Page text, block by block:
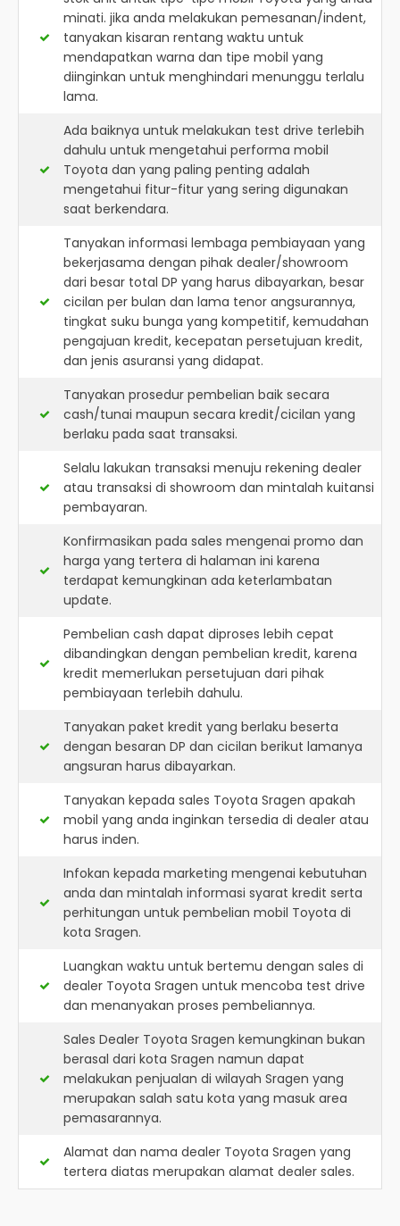
minati. jika anda melakukan pemesanan/indent,
tanyakan kisaran rentang waktu untuk
mendapatkan warna dan tipe mobil yang
diinginkan untuk menghindari menunggu terlalu
lama.
Ada baiknya untuk melakukan test drive terlebih
dahulu untuk mengetahui performa mobil
Toyota dan yang paling penting adalah
mengetahui fitur-fitur yang sering digunakan
saat berkendara.
Tanyakan informasi lembaga pembiayaan yang
bekerjasama dengan pihak dealer/showroom
dari besar total DP yang harus dibayarkan, besar
cicilan per bulan dan lama tenor angsurannya,
tingkat suku bunga yang kompetitif, kemudahan
pengajuan kredit, kecepatan persetujuan kredit,
dan jenis asuransi yang didapat.
Tanyakan prosedur pembelian baik secara
cash/tunai maupun secara kredit/cicilan yang
berlaku pada saat transaksi.
Selalu lakukan transaksi menuju rekening dealer
atau transaksi di showroom dan mintalah kuitansi
pembayaran.
Konfirmasikan pada sales mengenai promo dan
harga yang tertera di halaman ini karena
terdapat kemungkinan ada keterlambatan
update.
Pembelian cash dapat diproses lebih cepat
dibandingkan dengan pembelian kredit, karena
kredit memerlukan persetujuan dari pihak
pembiayaan terlebih dahulu.
Tanyakan paket kredit yang berlaku beserta
dengan besaran DP dan cicilan berikut lamanya
angsuran harus dibayarkan.
Tanyakan kepada sales Toyota Sragen apakah
mobil yang anda inginkan tersedia di dealer atau
harus inden.
Infokan kepada marketing mengenai kebutuhan
anda dan mintalah informasi syarat kredit serta
perhitungan untuk pembelian mobil Toyota di
kota Sragen.
Luangkan waktu untuk bertemu dengan sales di
dealer Toyota Sragen untuk mencoba test drive
dan menanyakan proses pembeliannya.
Sales Dealer Toyota Sragen kemungkinan bukan
berasal dari kota Sragen namun dapat
melakukan penjualan di wilayah Sragen yang
merupakan salah satu kota yang masuk area
pemasarannya.
Alamat dan nama dealer Toyota Sragen yang
tertera diatas merupakan alamat dealer sales.